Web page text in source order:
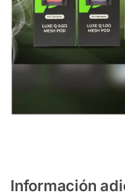
Información